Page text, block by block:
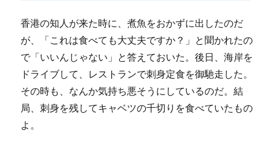
香港の知人が来た時に、煮魚をおかずに出したのだ
が、「これは食べても大丈夫ですか？」と聞かれたの
で「いいんじゃない」と答えておいた。後日、海岸を
ドライブして、レストランで刺身定食を御馳走した。
その時も、なんか気持ち悪そうにしているのだ。結
局、刺身を残してキャベツの千切りを食べていたもの
よ。